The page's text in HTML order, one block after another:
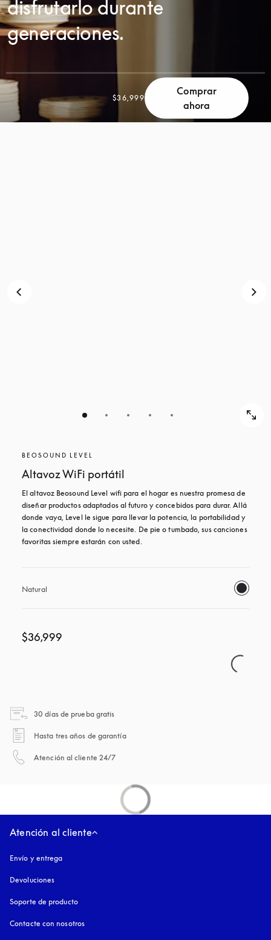
disfrutarlo durante
generaciones.
$36,999
Comprar
ahora
BEOSOUND LEVEL
Altavoz WiFi portátil
El altavoz Beosound Level wifi para el hogar es nuestra promesa de
diseñar productos adaptados al futuro y concebidos para durar. Allá
donde vaya, Level le sigue para llevar la potencia, la portabilidad y
la conectividad donde lo necesite. De pie o tumbado, sus canciones
favoritas siempre estarán con usted.
Natural
$36,999
30 días de prueba gratis
Hasta tres años de garantía
Atención al cliente 24/7
Atención al cliente
Envío y entrega
Devoluciones
Soporte de producto
Contacte con nosotros